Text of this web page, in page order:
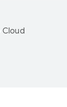
Cloud